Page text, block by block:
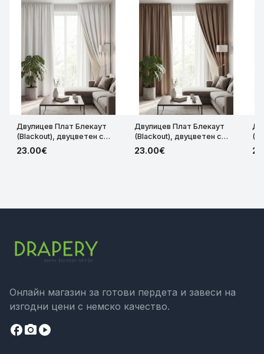
Двулицев Плат Блекаут
(Blackout), двуцветен с
леко лъскав ефект за
затъмняващи завеси с
23.00€
Двулицев Плат Блекаут
(Blackout), двуцветен с
леко лъскав ефект за
затъмняващи завеси с
23.00€
Онлайн магазин за готови пердета и завеси на
изгодни цени с немско качество.
facebookcamera_altplay_circle